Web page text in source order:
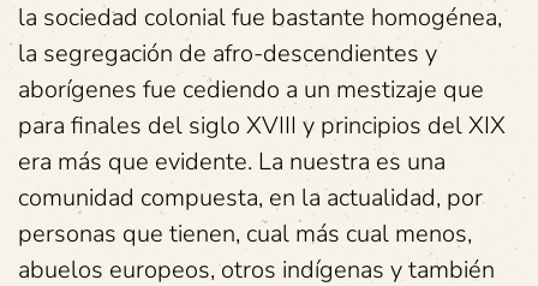
la sociedad colonial fue bastante homogénea,
la segregación de afro-descendientes y
aborígenes fue cediendo a un mestizaje que
para finales del siglo XVIII y principios del XIX
era más que evidente. La nuestra es una
comunidad compuesta, en la actualidad, por
personas que tienen, cual más cual menos,
abuelos europeos, otros indígenas y también